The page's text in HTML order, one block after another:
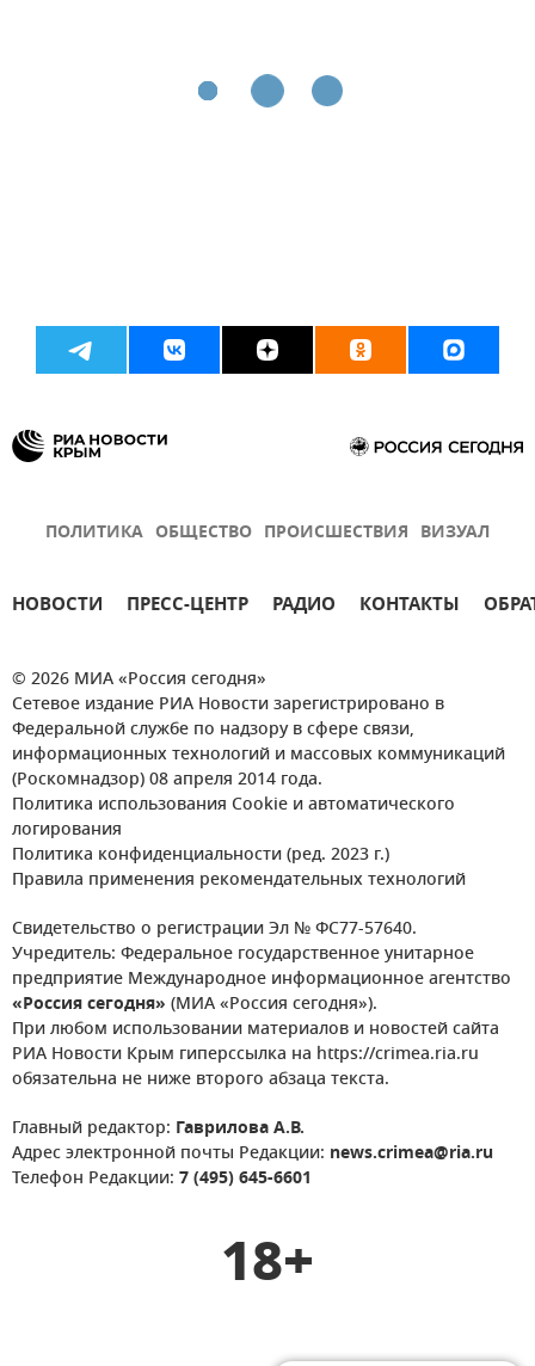
ПОЛИТИКА ОБЩЕСТВО ПРОИСШЕСТВИЯ ВИЗУАЛ
НОВОСТИ ПРЕСС-ЦЕНТР РАДИО КОНТАКТЫ
© 2026 МИА «Россия сегодня»
Сетевое издание РИА Новости зарегистрировано в
Федеральной службе по надзору в сфере связи,
информационных технологий и массовых коммуникаций
(Роскомнадзор) 08 апреля 2014 года.
Политика использования Cookie и автоматического
логирования
Политика конфиденциальности (ред. 2023 г.)
Правила применения рекомендательных технологий
Свидетельство о регистрации Эл № ФС77-57640.
Учредитель: Федеральное государственное унитарное
предприятие Международное информационное агентство
«Россия сегодня» (МИА «Россия сегодня»).
При любом использовании материалов и новостей сайта
РИА Новости Крым гиперссылка на https://crimea.ria.ru
обязательна не ниже второго абзаца текста.
Главный редактор: Гаврилова А.В.
Адрес электронной почты Редакции: news.crimea@ria.ru
Телефон Редакции: 7 (495) 645-6601
18+